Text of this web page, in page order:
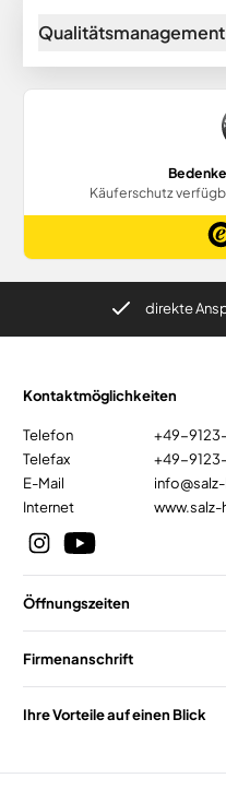
Qualitätsmanagement
direkte
Kontaktmöglichkeiten
Telefon
+49-
Telefax
+49-
E-Mail
Internet
Öffnungszeiten
Firmenanschrift
Ihre Vorteile auf einen Blick